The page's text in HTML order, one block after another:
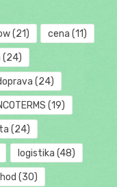
(21) cena (11)
(24)
(24)
(19)
(24)
logistika (48)
(30)